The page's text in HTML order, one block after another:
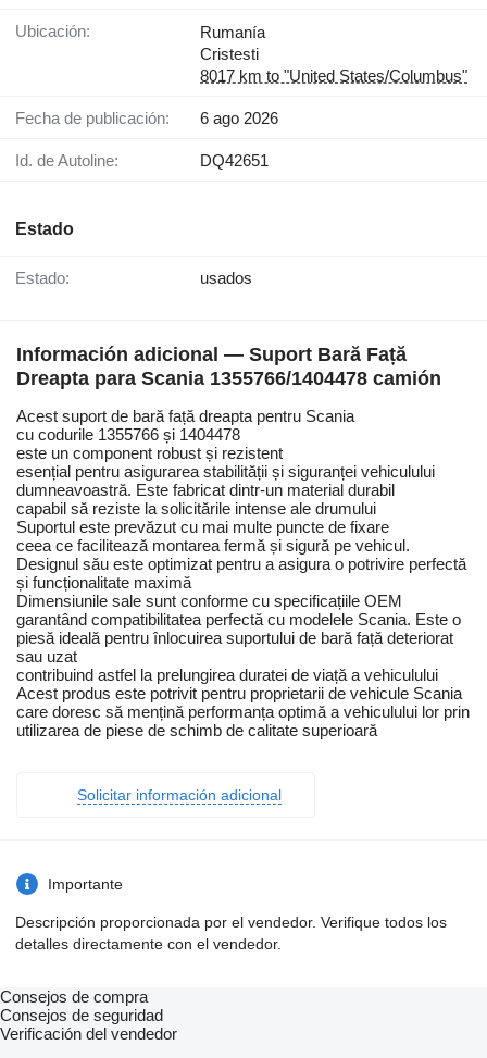
Ubicación:
Rumanía
Cristesti
8017 km to "United States/Columbus"
Fecha de publicación: 6 ago 2026
Id. de Autoline: DQ42651
Estado
Estado: usados
Información adicional — Suport Bară Față
Dreapta para Scania 1355766/1404478 camión
Acest suport de bară față dreapta pentru Scania
cu codurile 1355766 și 1404478
este un component robust și rezistent
esențial pentru asigurarea stabilității și siguranței vehiculului
dumneavoastră. Este fabricat dintr-un material durabil
capabil să reziste la solicitările intense ale drumului
Suportul este prevăzut cu mai multe puncte de fixare
ceea ce facilitează montarea fermă și sigură pe vehicul.
Designul său este optimizat pentru a asigura o potrivire perfectă
și funcționalitate maximă
Dimensiunile sale sunt conforme cu specificațiile OEM
garantând compatibilitatea perfectă cu modelele Scania. Este o
piesă ideală pentru înlocuirea suportului de bară față deteriorat
sau uzat
contribuind astfel la prelungirea duratei de viață a vehiculului
Acest produs este potrivit pentru proprietarii de vehicule Scania
care doresc să mențină performanța optimă a vehiculului lor prin
utilizarea de piese de schimb de calitate superioară
Solicitar información adicional
Importante
Descripción proporcionada por el vendedor. Verifique todos los
detalles directamente con el vendedor.
Consejos de compra
Consejos de seguridad
Verificación del vendedor